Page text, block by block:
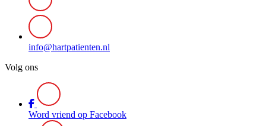
info@hartpatienten.nl
Volg ons
Word vriend op Facebook